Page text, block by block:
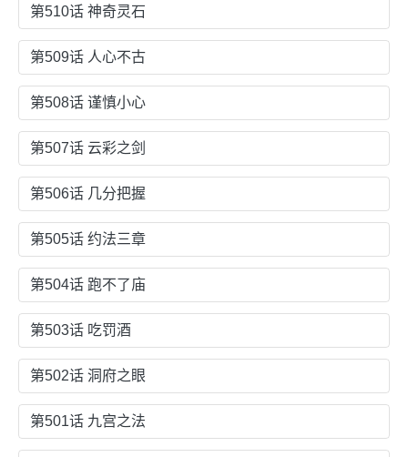
第510话 神奇灵石
第509话 人心不古
第508话 谨慎小心
第507话 云彩之剑
第506话 几分把握
第505话 约法三章
第504话 跑不了庙
第503话 吃罚酒
第502话 洞府之眼
第501话 九宫之法